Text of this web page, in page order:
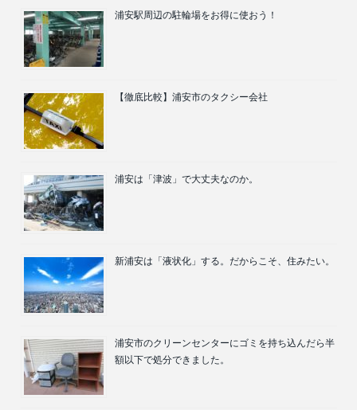
浦安駅周辺の駐輪場をお得に使おう！
【徹底比較】浦安市のタクシー会社
浦安は「津波」で大丈夫なのか。
新浦安は「液状化」する。だからこそ、住みたい。
浦安市のクリーンセンターにゴミを持ち込んだら半
額以下で処分できました。